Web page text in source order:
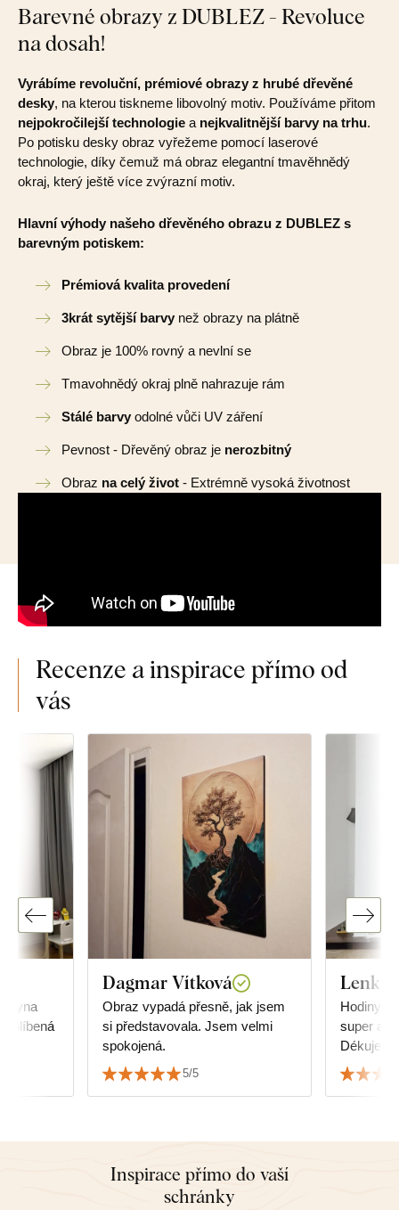
Barevné obrazy z DUBLEZ - Revoluce
na dosah!
Vyrábíme revoluční, prémiové obrazy z hrubé dřevěné
desky, na kterou tiskneme libovolný motiv. Používáme přitom
nejpokročilejší technologie a nejkvalitnější barvy na trhu.
Po potisku desky obraz vyřežeme pomocí laserové
technologie, díky čemuž má obraz elegantní tmavěhnědý
okraj, který ještě více zvýrazní motiv.
Hlavní výhody našeho dřevěného obrazu z DUBLEZ s
barevným potiskem:
Prémiová kvalita provedení
3krát sytější barvy než obrazy na plátně
Obraz je 100% rovný a nevlní se
Tmavohnědý okraj plně nahrazuje rám
Stálé barvy odolné vůči UV záření
Pevnost - Dřevěný obraz je nerozbitný
Obraz na celý život - Extrémně vysoká životnost
Recenze a inspirace přímo od
vás
syna
oblíbená
Dagmar Vítková
Obraz vypadá přesně, jak jsem
si představovala. Jsem velmi
spokojená.
5/5
Lenka
Hodiny
super a
Dékujeme
Inspirace přímo do vaší
schránky